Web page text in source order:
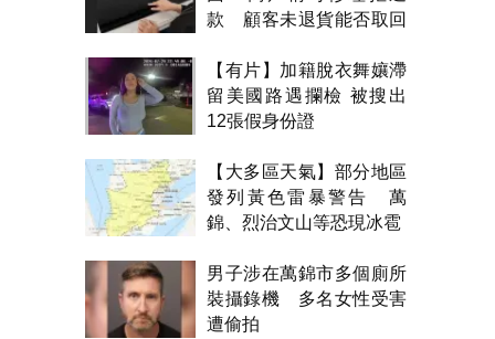
款 顧客未退貨能否取回
【有片】加籍脫衣舞孃滯
留美國路遇攔檢 被搜出
12張假身份證
【大多區天氣】部分地區
發列黃色雷暴警告 萬
錦、烈治文山等恐現冰雹
男子涉在萬錦市多個廁所
裝攝錄機 多名女性受害
遭偷拍